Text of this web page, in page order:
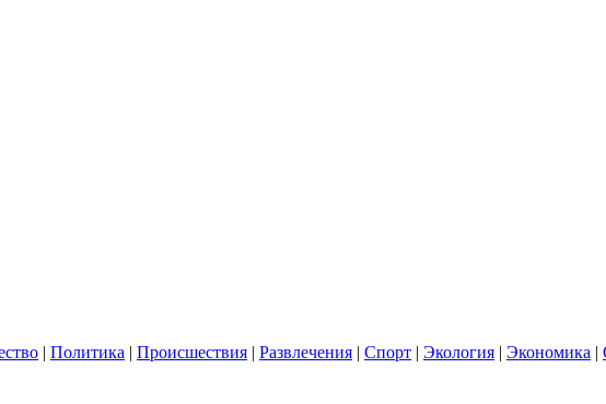
| Политика | Происшествия | Развлечения | Спорт | Экология | Экономика |